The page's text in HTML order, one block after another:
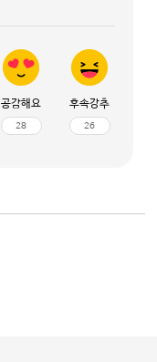
공감해요
28
후속강추
26